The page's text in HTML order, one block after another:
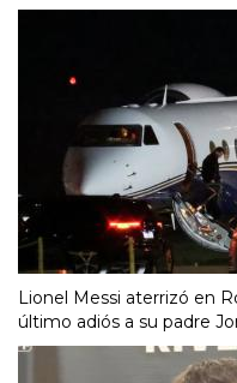
Lionel Messi aterrizó en
último adiós a su padre